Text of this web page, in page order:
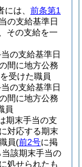
は、 前条第1
の支給基準日
その支給を一
の支給基準日
間に地方公務
受けた職員
の支給基準日
間に地方公務
員
期末手当の支
対応する期末
員(前2号に掲
該期末手当の
処せられたも